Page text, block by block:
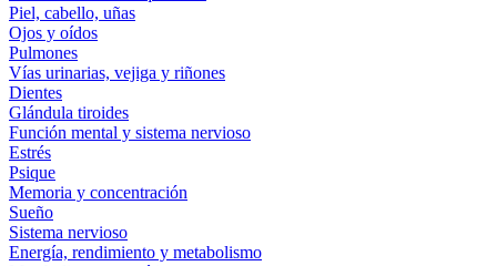
Piel, cabello, uñas
Ojos y oídos
Pulmones
Vías urinarias, vejiga y riñones
Dientes
Glándula tiroides
Función mental y sistema nervioso
Estrés
Psique
Memoria y concentración
Sueño
Sistema nervioso
Energía, rendimiento y metabolismo